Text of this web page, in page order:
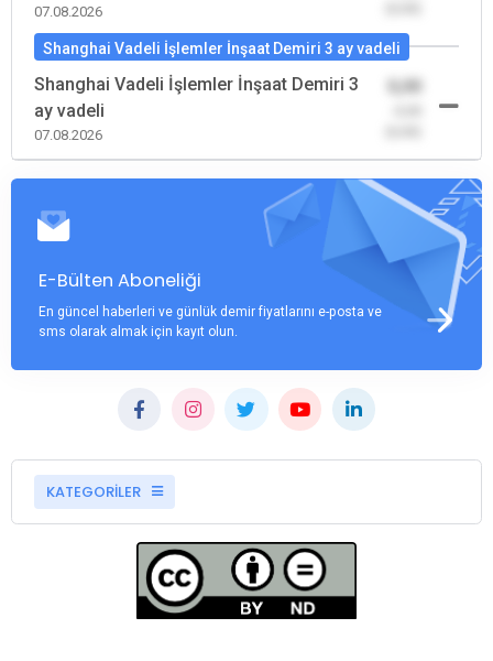
07.08.2026
Shanghai Vadeli İşlemler İnşaat Demiri 3 ay vadeli
Shanghai Vadeli İşlemler İnşaat Demiri 3
ay vadeli
07.08.2026
E-Bülten Aboneliği
En güncel haberleri ve günlük demir fiyatlarını e-posta ve
sms olarak almak için kayıt olun.
KATEGORİLER